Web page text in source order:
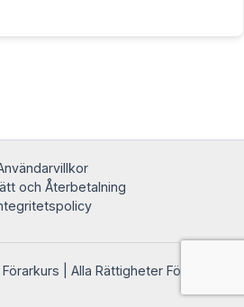
och Återbetalning
| Alla Rättigheter Förbehållna